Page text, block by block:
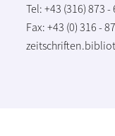
Tel: +43 (316) 873 -
Fax: +43 (0) 316 -